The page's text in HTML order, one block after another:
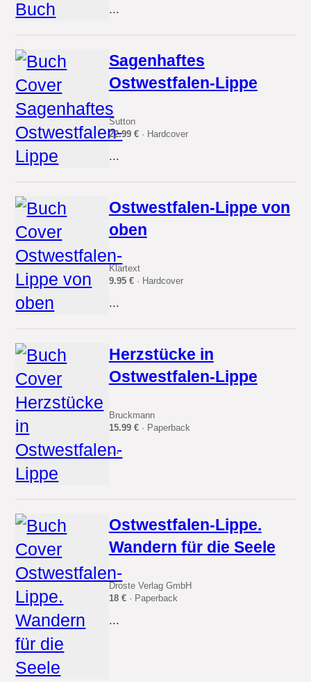
...
Sagenhaftes
Ostwestfalen-Lippe
Sutton
22.99 €· Hardcover
...
Ostwestfalen-Lippe von
oben
Klartext
9.95 €· Hardcover
...
Herzstücke in
Ostwestfalen-Lippe
Bruckmann
15.99 €· Paperback
...
Ostwestfalen-Lippe.
Wandern für die Seele
Droste Verlag GmbH
18 €· Paperback
...